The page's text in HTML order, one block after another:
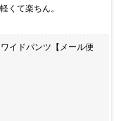
くて楽ちん。
イドパンツ【メール便